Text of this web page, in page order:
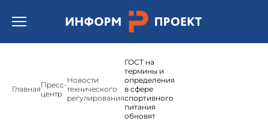
Открыть бургер меню.
ГлавнаяПресс-
центр
Новости
технического
регулирования
ГОСТ на
термины и
определения
в сфере
спортивного
питания
обновят